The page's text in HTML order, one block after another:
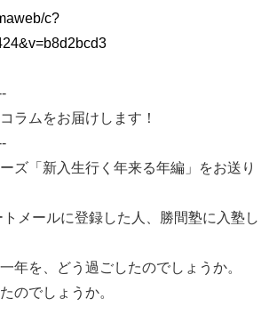
c?
ラムをお届けします！
ズ「新入生行く年来る年編」をお送り
メールに登録した人、勝間塾に入塾し
年を、どう過ごしたのでしょうか。
のでしょうか。